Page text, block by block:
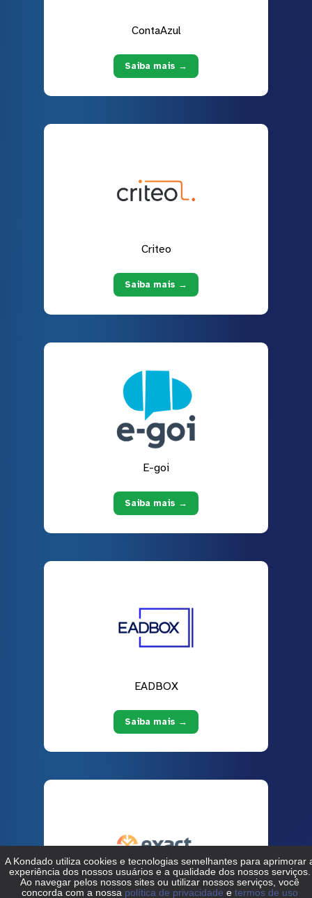
ContaAzul
Saiba mais →
Criteo
Saiba mais →
E-goi
Saiba mais →
EADBOX
Saiba mais →